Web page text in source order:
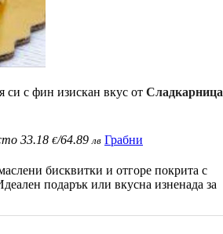
си с фин изискан вкус от Сладкарница
33.18 €/64.89 лв Грабни
бисквитки и отгоре покрита с
подарък или вкусна изненада за